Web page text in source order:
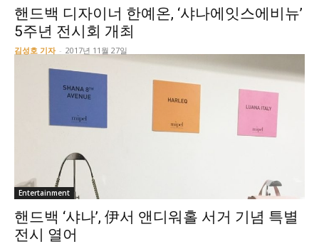
핸드백 디자이너 한예온, ‘샤나에잇스에비뉴’
5주년 전시회 개최
김성호 기자 - 2017년 11월 27일
Entertainment
핸드백 ‘샤나’, 伊서 앤디워홀 서거 기념 특별
전시 열어